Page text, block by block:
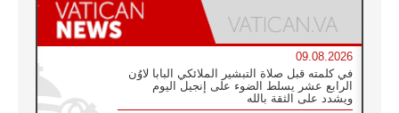
09.08.2026
في كلمته قبل صلاة التبشير الملائكي البابا لاوُن
الرابع عشر يسلط الضوء على إنجيل اليوم
ويشدد على الثقة بالله